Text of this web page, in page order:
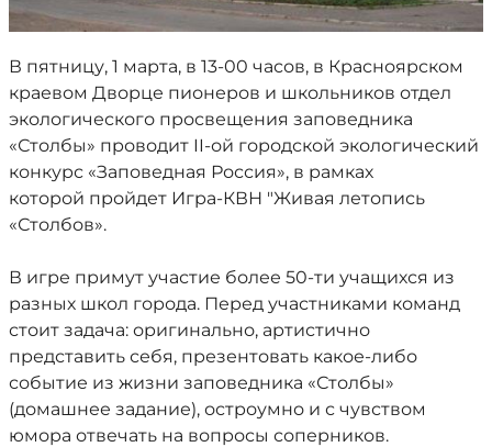
В пятницу, 1 марта, в 13-00 часов, в Красноярском
краевом Дворце пионеров и школьников отдел
экологического просвещения заповедника
«Столбы» проводит II-ой городской экологический
конкурс «Заповедная Россия», в рамках
которой пройдет Игра-КВН "Живая летопись
«Столбов».
В игре примут участие более 50-ти учащихся из
разных школ города. Перед участниками команд
стоит задача: оригинально, артистично
представить себя, презентовать какое-либо
событие из жизни заповедника «Столбы»
(домашнее задание), остроумно и с чувством
юмора отвечать на вопросы соперников.